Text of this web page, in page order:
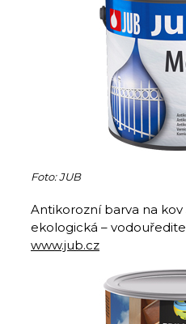
Foto: JUB
Antikorozní barva na
ekologická –
www.jub.cz